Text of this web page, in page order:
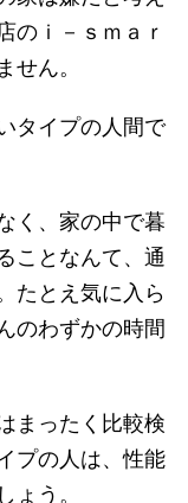
ｉ－ｓｍａｒ
せん。
タイプの人間で
く、家の中で暮
ことなんて、通
たとえ気に入ら
のわずかの時間
まったく比較検
プの人は、性能
ょう。